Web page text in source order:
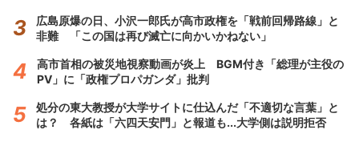
広島原爆の日、小沢一郎氏が高市政権を「戦前回帰路線」と
非難 「この国は再び滅亡に向かいかねない」
高市首相の被災地視察動画が炎上 BGM付き「総理が主役の
PV」に「政権プロパガンダ」批判
処分の東大教授が大学サイトに仕込んだ「不適切な言葉」と
は？ 各紙は「六四天安門」と報道も...大学側は説明拒否